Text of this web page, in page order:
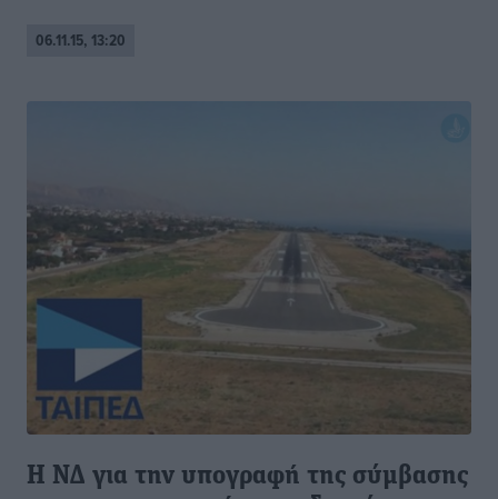
06.11.15, 13:20
H ΝΔ για την υπογραφή της σύμβασης